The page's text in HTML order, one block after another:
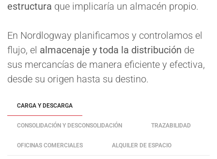
estructura que implicaría un almacén propio.
En Nordlogway planificamos y controlamos el
flujo, el almacenaje y toda la distribución de
sus mercancías de manera eficiente y efectiva,
desde su origen hasta su destino.
CARGA Y DESCARGA
CONSOLIDACIÓN Y DESCONSOLIDACIÓN TRAZABILIDAD
OFICINAS COMERCIALES ALQUILER DE ESPACIO